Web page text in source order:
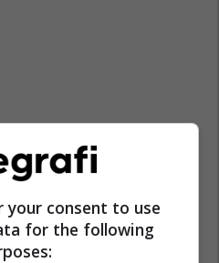
your consent to use
for the following